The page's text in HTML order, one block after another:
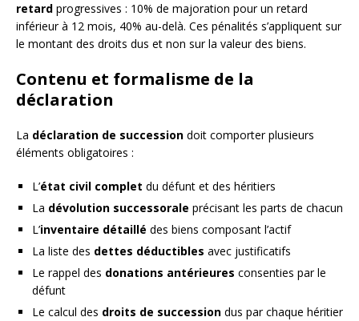
retard progressives : 10% de majoration pour un retard
inférieur à 12 mois, 40% au-delà. Ces pénalités s’appliquent sur
le montant des droits dus et non sur la valeur des biens.
Contenu et formalisme de la
déclaration
La déclaration de succession doit comporter plusieurs
éléments obligatoires :
L’état civil complet du défunt et des héritiers
La dévolution successorale précisant les parts de chacun
L’inventaire détaillé des biens composant l’actif
La liste des dettes déductibles avec justificatifs
Le rappel des donations antérieures consenties par le
défunt
Le calcul des droits de succession dus par chaque héritier